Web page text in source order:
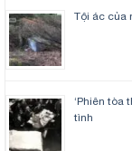
Tội ác của
‘Phiên tòa
tình